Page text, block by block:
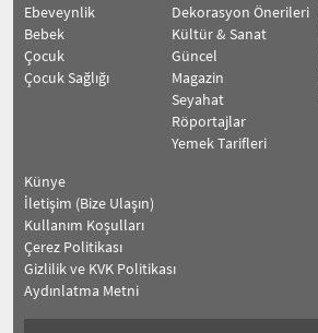
Ebeveynlik
Bebek
Çocuk
Çocuk Sağlığı
Dekorasyon Önerileri
Kültür & Sanat
Güncel
Magazin
Seyahat
Röportajlar
Yemek Tarifleri
Künye
İletişim (Bize Ulaşın)
Kullanım Koşulları
Çerez Politikası
Gizlilik ve KVK Politikası
Aydınlatma Metni